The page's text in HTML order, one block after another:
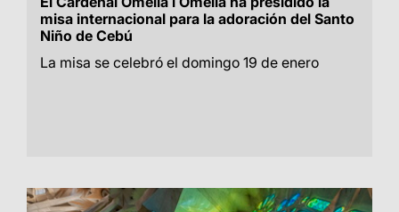
misa internacional para la adoración del Santo
Niño de Cebú
La misa se celebró el domingo 19 de enero